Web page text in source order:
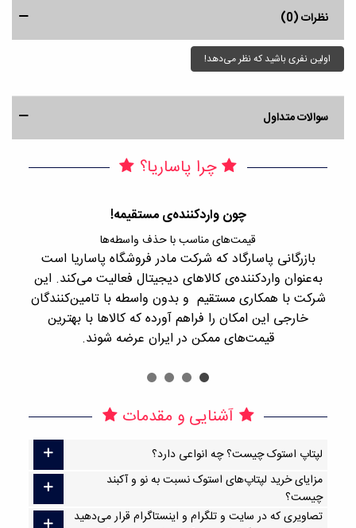
نظرات (0)
اولین نفری باشید که نظر می‌دهد!
سوالات متداول
چرا پاساریا؟
چون واردکننده‌ی مستقیمه!
قیمت‌های مناسب با حذف واسطه‌ها
بازرگانی پاسارگاد که شرکت مادر فروشگاه پاساریا است
به‌عنوان واردکننده‌ی کالاهای دیجیتال فعالیت می‌کند. این
شرکت با همکاری مستقیم و بدون واسطه با تامین‌کنندگان
خارجی این امکان را فراهم آورده که کالاها با بهترین
قیمت‌های ممکن در ایران عرضه شوند.
آشنایی و مقدمات
لپتاپ استوک چیست؟ چه انواعی دارد؟
مزایای خرید لپتاپ‌های استوک نسبت به نو و آکبند
چیست؟
تصاویری که در سایت و تلگرام و اینستاگرام قرار می‌دهید